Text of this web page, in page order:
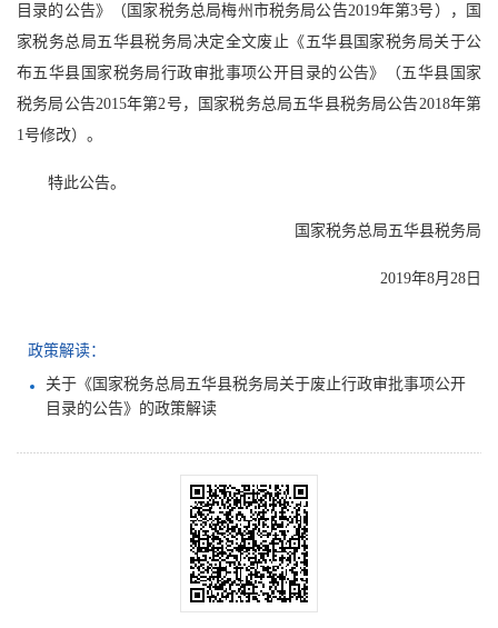
目录的公告》（国家税务总局梅州市税务局公告2019年第3号），国
家税务总局五华县税务局决定全文废止《五华县国家税务局关于公
布五华县国家税务局行政审批事项公开目录的公告》（五华县国家
税务局公告2015年第2号，国家税务总局五华县税务局公告2018年第
1号修改）。
特此公告。
国家税务总局五华县税务局
2019年8月28日
政策解读：
关于《国家税务总局五华县税务局关于废止行政审批事项公开
目录的公告》的政策解读